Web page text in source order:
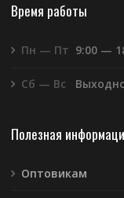
Время работы
Пн — Пт 9:00 —
Сб — Вс
Полезная
Оптовикам